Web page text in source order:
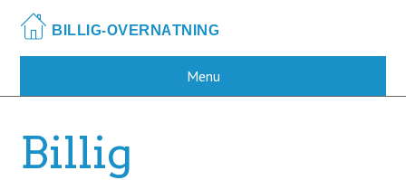
main
Menu
Billig